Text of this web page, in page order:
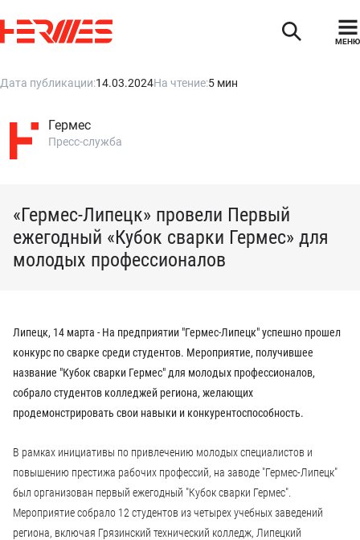
МЕНЮ
Дата публикации:14.03.2024На чтение:5 мин
Гермес
Пресс-служба
«Гермес-Липецк» провели Первый
ежегодный «Кубок сварки Гермес» для
молодых профессионалов
Липецк, 14 марта - На предприятии "Гермес-Липецк" успешно прошел
конкурс по сварке среди студентов. Мероприятие, получившее
название "Кубок сварки Гермес" для молодых профессионалов,
собрало студентов колледжей региона, желающих
продемонстрировать свои навыки и конкурентоспособность.
В рамках инициативы по привлечению молодых специалистов и
повышению престижа рабочих профессий, на заводе "Гермес-Липецк"
был организован первый ежегодный "Кубок сварки Гермес".
Мероприятие собрало 12 студентов из четырех учебных заведений
региона, включая Грязинский технический колледж, Липецкий